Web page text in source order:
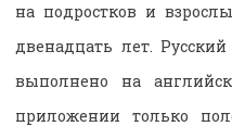
на подростков и
двенадцать лет.
выполнено на
приложении только